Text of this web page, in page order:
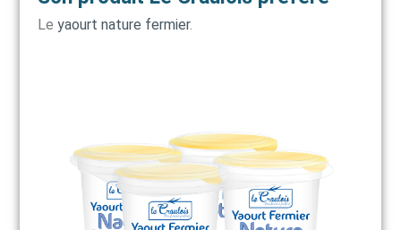
Leyaourt nature fermier.